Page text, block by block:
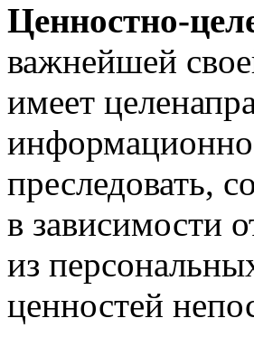
Ценностно-
важнейшей
имеет
преследовать,
в зависимости
из
ценностей